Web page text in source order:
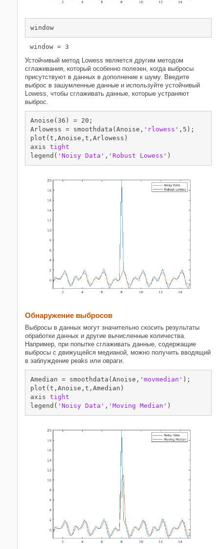
window
Устойчивый метод Lowess является другим методом
сглаживания, который особенно полезен, когда выбросы
присутствуют в данных в дополнение к шуму. Введите
выброс в зашумленные данные и используйте устойчивый
Lowess, чтобы сглаживать данные, которые устраняют
выброс.
Anoise(36) = 20;
Arlowess = smoothdata(Anoise, 'rlowess' ,5);
plot(t,Anoise,t,Arlowess)
axis tight
legend( 'Noisy Data' , 'Robust Lowess' )
Обнаружение выбросов
Выбросы в данных могут значительно скосить результаты
обработки данных и другие вычисленные количества.
Например, при попытке сглаживать данные, содержащие
выбросы с движущейся медианой, можно получить вводящий
в заблуждение peaks или овраги.
Amedian = smoothdata(Anoise, 'movmedian' );
plot(t,Anoise,t,Amedian)
axis tight
legend( 'Noisy Data' , 'Moving Median' )